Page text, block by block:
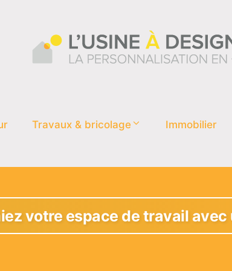
Travaux & bricolage Immobilier
votre espace de travail